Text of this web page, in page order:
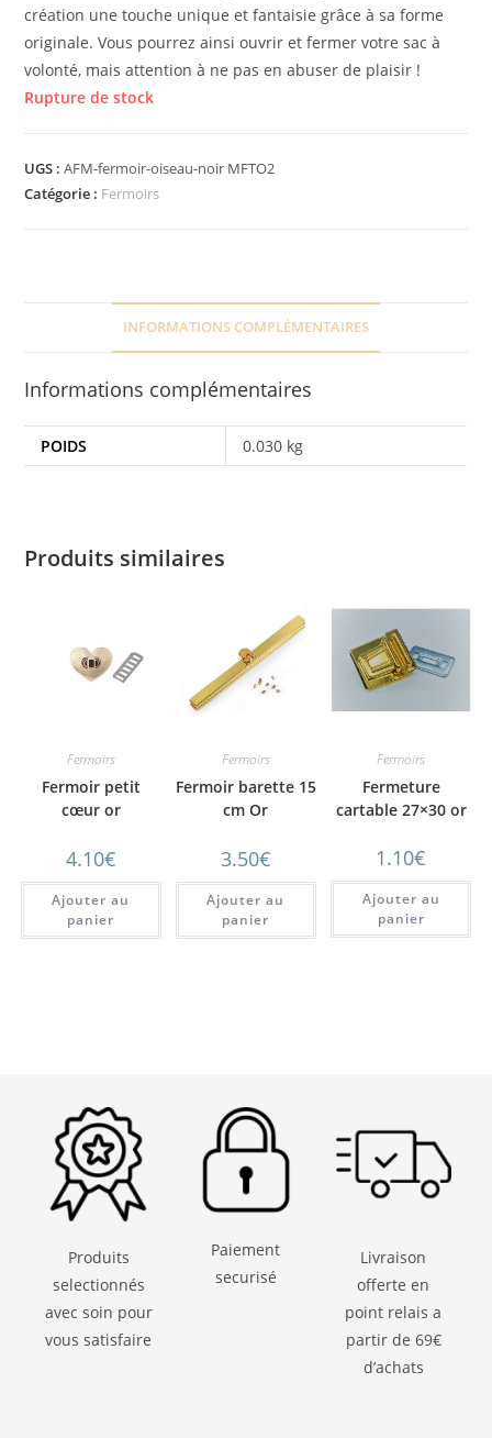
création une touche unique et fantaisie grâce à sa forme
originale. Vous pourrez ainsi ouvrir et fermer votre sac à
volonté, mais attention à ne pas en abuser de plaisir !
Rupture de stock
UGS :AFM-fermoir-oiseau-noir MFTO2
Catégorie : Fermoirs
INFORMATIONS COMPLÉMENTAIRES
Informations complémentaires
POIDS 0.030 kg
Produits similaires
Fermoirs
Fermoir petit
cœur or
4.10€
Ajouter au
panier
Fermoirs
Fermoir barette 15
cm Or
3.50€
Ajouter au
panier
Fermoirs
Fermeture
cartable 27×30 or
1.10€
Ajouter au
panier
Produits
selectionnés
avec soin pour
vous satisfaire
Paiement
securisé
Livraison
offerte en
point relais a
partir de 69€
d’achats